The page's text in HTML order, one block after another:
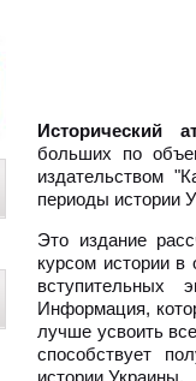
Исторический
больших по
издательством
периоды истории
Это издание
курсом истории в
вступительных
Информация,
лучше усвоить
способствует
истории Украины.